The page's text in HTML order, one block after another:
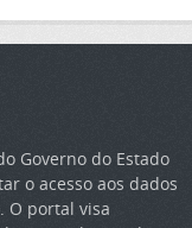
Governo do Estado
o acesso aos dados
O portal visa